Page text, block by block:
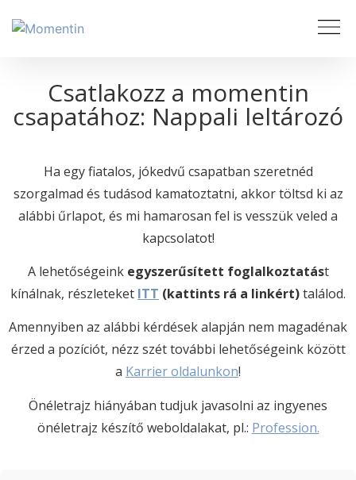
Csatlakozz a momentin
csapatához: Nappali leltározó
Ha egy fiatalos, jókedvű csapatban szeretnéd
szorgalmad és tudásod kamatoztatni, akkor töltsd ki az
alábbi űrlapot, és mi hamarosan fel is vesszük veled a
kapcsolatot!
A lehetőségeink egyszerűsített foglalkoztatást
kínálnak, részleteket ITT (kattints rá a linkért)találod.
Amennyiben az alábbi kérdések alapján nem magadénak
érzed a pozíciót, nézz szét további lehetőségeink között
a Karrier oldalunkon!
Önéletrajz hiányában tudjuk javasolni az ingyenes
önéletrajz készítő weboldalakat, pl.: Profession.